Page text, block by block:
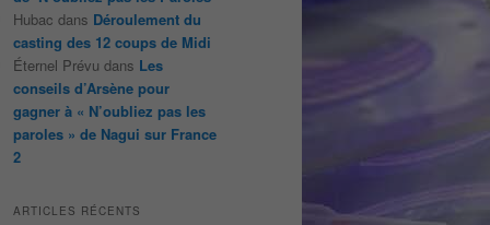
Hubac dans Déroulement du
casting des 12 coups de Midi
Éternel Prévu dans Les
conseils d’Arsène pour
gagner à « N’oubliez pas les
paroles » de Nagui sur France
2
ARTICLES RÉCENTS